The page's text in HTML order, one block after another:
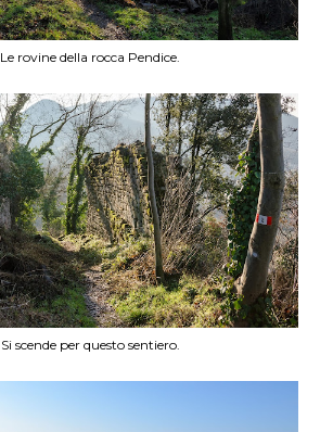
Le rovine della rocca Pendice.
Si scende per questo sentiero.